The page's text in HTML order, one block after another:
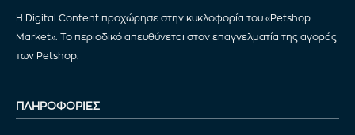
Η Digital Content προχώρησε στην κυκλοφορία του «Petshop
Market». Το περιοδικό απευθύνεται στον επαγγελματία της αγοράς
των Petshop.
ΠΛΗΡΟΦΟΡΙΕΣ